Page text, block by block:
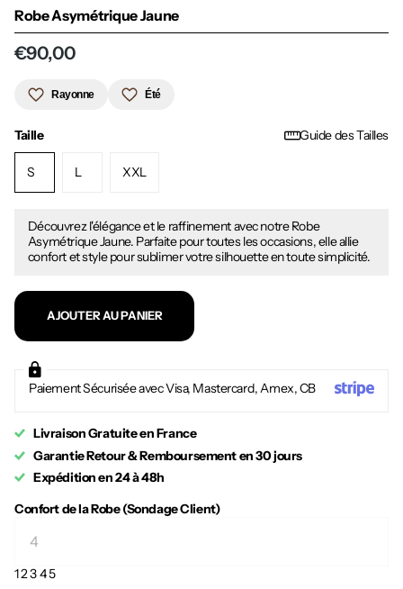
Robe Asymétrique Jaune
€90,00
Rayonne Été
Taille Guide des Tailles
S L XXL
Découvrez l'élégance et le raffinement avec notre Robe
Asymétrique Jaune. Parfaite pour toutes les occasions, elle allie
confort et style pour sublimer votre silhouette en toute simplicité.
AJOUTER AU PANIER
Paiement Sécurisée avec Visa, Mastercard, Amex, CB
Livraison Gratuite en France
Garantie Retour & Remboursement en 30 jours
Expédition en 24 à 48h
Confort de la Robe (Sondage Client)
12345